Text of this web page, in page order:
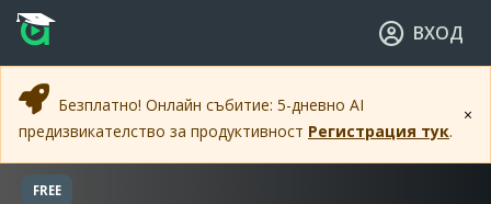
Прескочи към основното съдържание
Прескочи към навигацията
ВХОД
×
Безплатно! Онлайн събитие: 5-дневно AI
предизвикателство за продуктивност Регистрация тук.
FREE